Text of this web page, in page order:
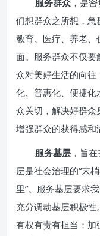
服务群众 ，是
们想群众之所想，急
教育、医疗、养老
面。服务群众不仅要
众对美好生活的向
化、普惠化、便捷
众关切，解决好群
增强群众的获得感和
服务基层 ，旨
层是社会治理的“末
里”。服务基层要求
充分调动基层积极
有权有责有担当；